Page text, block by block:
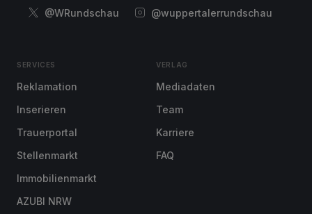
@WRundschau
@wuppertalerrundschau
SERVICES
Reklamation
Inserieren
Trauerportal
Stellenmarkt
Immobilienmarkt
AZUBI NRW
VERLAG
Mediadaten
Team
Karriere
FAQ